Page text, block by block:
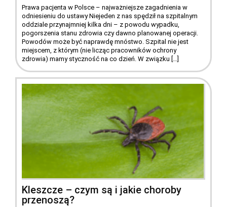
Prawa pacjenta w Polsce – najważniejsze zagadnienia w
odniesieniu do ustawy Niejeden z nas spędził na szpitalnym
oddziale przynajmniej kilka dni – z powodu wypadku,
pogorszenia stanu zdrowia czy dawno planowanej operacji.
Powodów może być naprawdę mnóstwo. Szpital nie jest
miejscem, z którym (nie licząc pracowników ochrony
zdrowia) mamy styczność na co dzień. W związku […]
Kleszcze – czym są i jakie choroby
przenoszą?